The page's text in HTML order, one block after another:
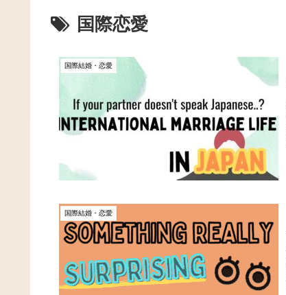
国際恋愛
国際結婚・恋愛
国際結婚・恋愛